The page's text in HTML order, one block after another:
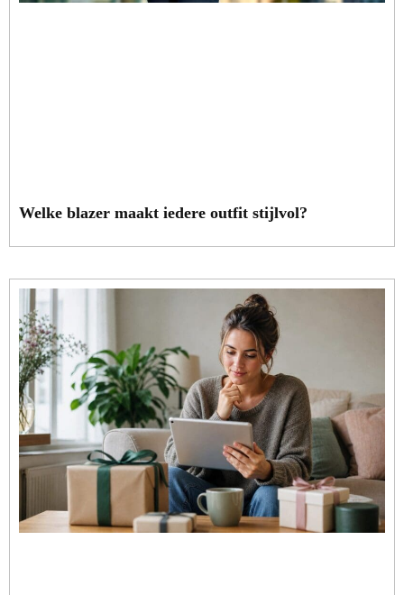
Welke blazer maakt iedere outfit stijlvol?